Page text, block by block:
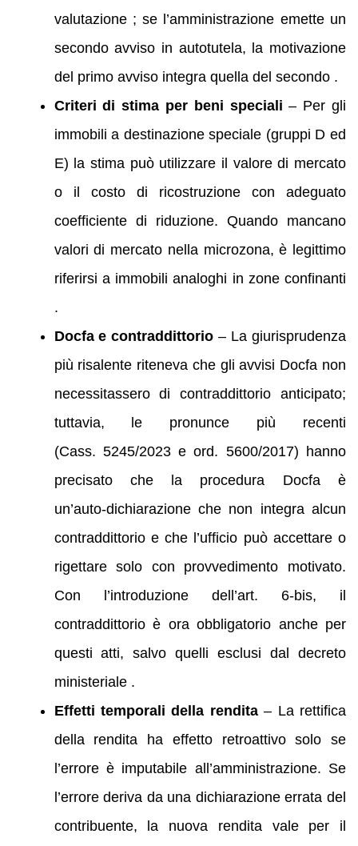
valutazione ; se l’amministrazione emette un
secondo avviso in autotutela, la motivazione
del primo avviso integra quella del secondo .
Criteri di stima per beni speciali – Per gli
immobili a destinazione speciale (gruppi D ed
E) la stima può utilizzare il valore di mercato
o il costo di ricostruzione con adeguato
coefficiente di riduzione. Quando mancano
valori di mercato nella microzona, è legittimo
riferirsi a immobili analoghi in zone confinanti
.
Docfa e contraddittorio – La giurisprudenza
più risalente riteneva che gli avvisi Docfa non
necessitassero di contraddittorio anticipato;
tuttavia, le pronunce più recenti
(Cass. 5245/2023 e ord. 5600/2017) hanno
precisato che la procedura Docfa è
un’auto‑dichiarazione che non integra alcun
contraddittorio e che l’ufficio può accettare o
rigettare solo con provvedimento motivato.
Con l’introduzione dell’art. 6‑bis, il
contraddittorio è ora obbligatorio anche per
questi atti, salvo quelli esclusi dal decreto
ministeriale .
Effetti temporali della rendita– La rettifica
della rendita ha effetto retroattivo solo se
l’errore è imputabile all’amministrazione. Se
l’errore deriva da una dichiarazione errata del
contribuente, la nuova rendita vale per il